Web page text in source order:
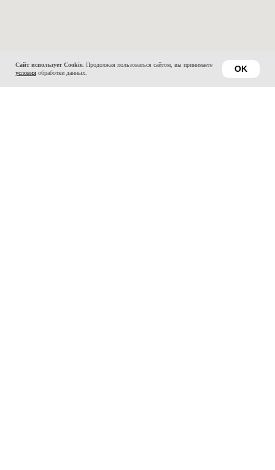
Сайт использует Cookie. Продолжая пользоваться сайтом, вы принимаете
условия обработки данных. OK